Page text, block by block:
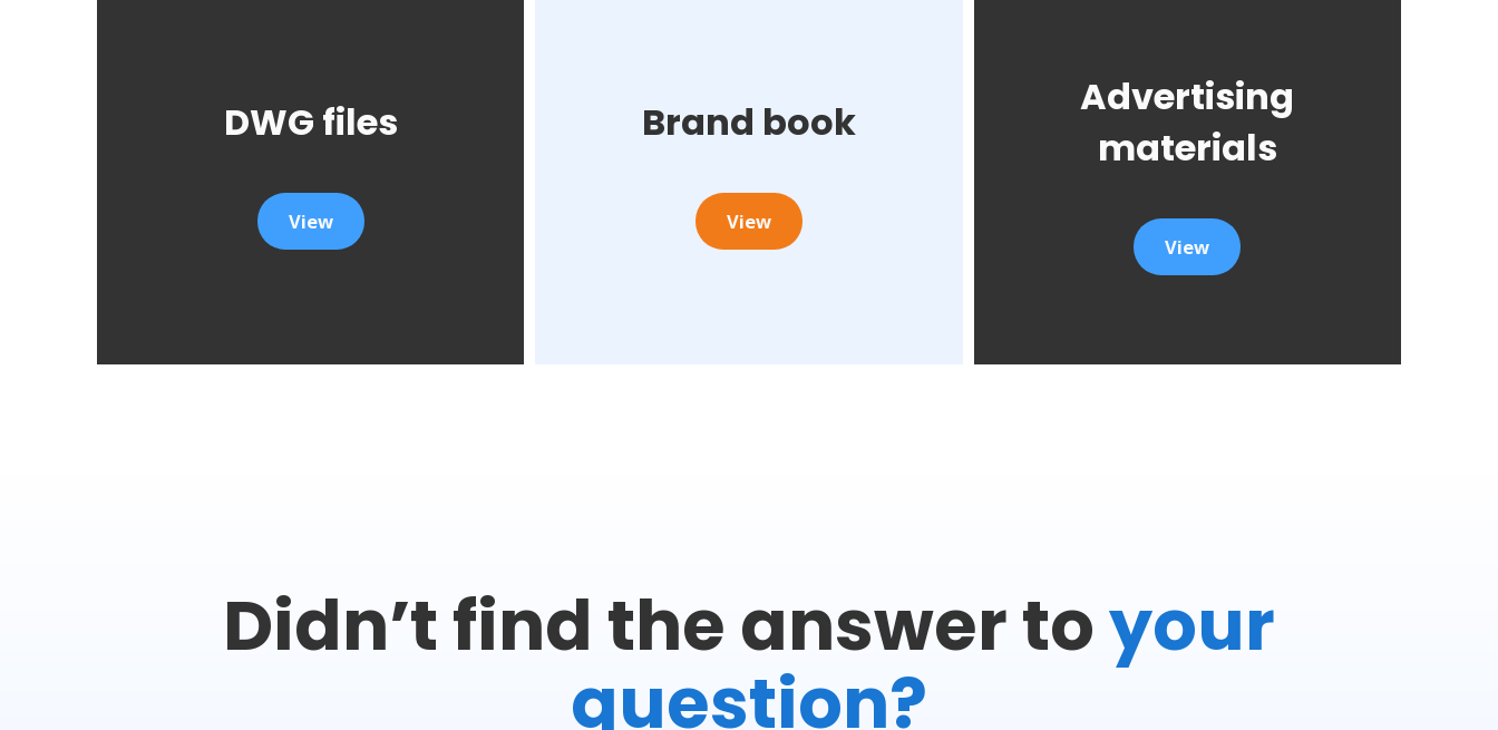
DWG files
View
Brand book
View
Advertising
materials
View
Didn’t find the answer toyour
question?